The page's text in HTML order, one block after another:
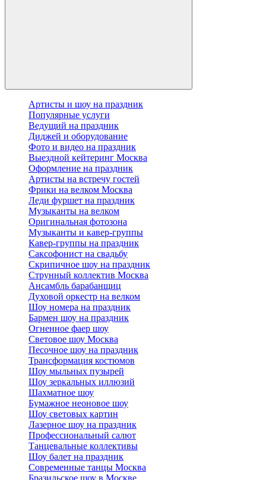
Артисты и шоу на праздник
Популярные услуги
Ведущий на праздник
Диджей и оборудование
Фото и видео на праздник
Выездной кейтеринг Москва
Оформление на праздник
Артисты на встречу гостей
Фрики на велком Москва
Леди фуршет на праздник
Музыканты на велком
Оригинальная фотозона
Музыканты и кавер-группы
Кавер-группы на праздник
Саксофонист на свадьбу
Скрипичное шоу на праздник
Струнный коллектив Москва
Ансамбль барабанщиц
Духовой оркестр на велком
Шоу номера на праздник
Бармен шоу на праздник
Огненное фаер шоу
Световое шоу Москва
Песочное шоу на праздник
Трансформация костюмов
Шоу мыльных пузырей
Шоу зеркальных иллюзий
Шахматное шоу
Бумажное неоновое шоу
Шоу световых картин
Лазерное шоу на праздник
Профессиональный салют
Танцевальные коллективы
Шоу балет на праздник
Современные танцы Москва
Бразильское шоу в Москве